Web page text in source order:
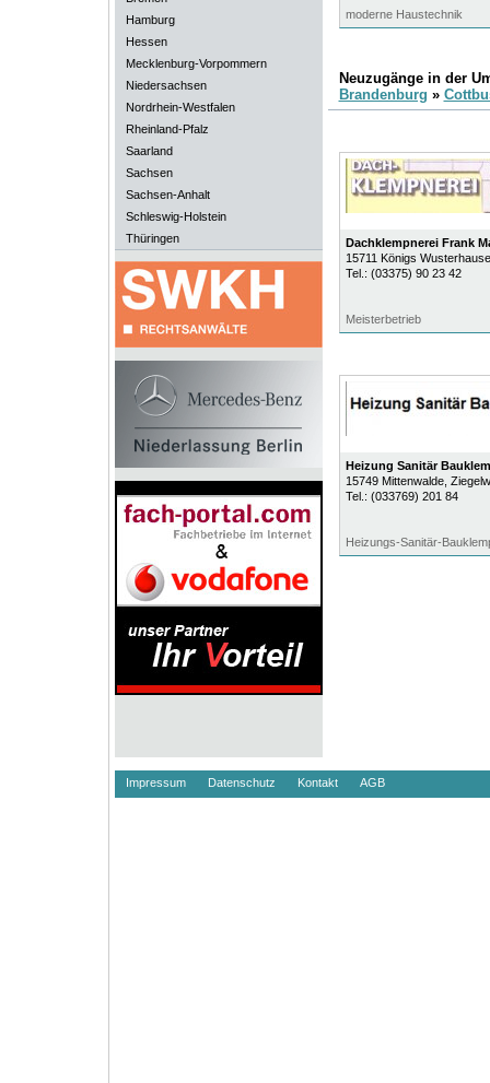
Hamburg
Hessen
Mecklenburg-Vorpommern
Niedersachsen
Nordrhein-Westfalen
Rheinland-Pfalz
Saarland
Sachsen
Sachsen-Anhalt
Schleswig-Holstein
Thüringen
moderne Haustechnik
Neuzugänge in der
Brandenburg »
Dachklempnerei Frank
15711 Königs
Tel.: (03375) 90 23 42
Meisterbetrieb
Heizung Sanitär
15749 Mittenwalde,
Tel.: (033769) 201 84
Heizungs-Sanitär-
Impressum Datenschutz Kontakt AGB